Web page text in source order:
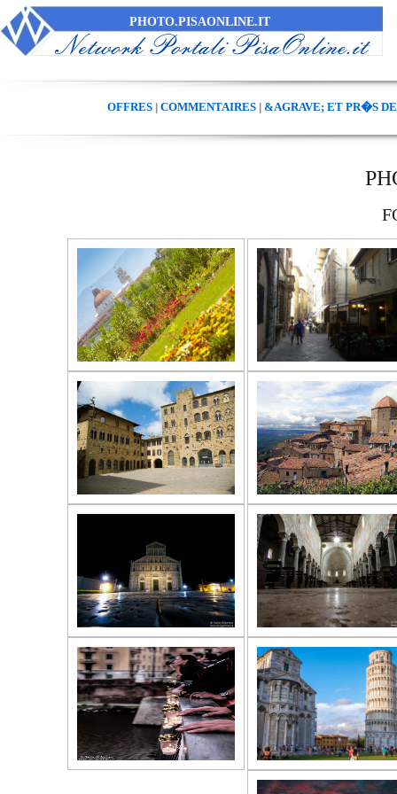
PHOTO.PISAONLINE.IT
OFFRES | COMMENTAIRES | &AGRAVE; ET PR�S DE